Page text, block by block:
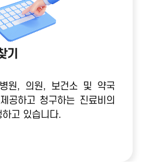
기
원, 의원, 보건소 및 약국
공하고 청구하는 진료비의
고 있습니다.